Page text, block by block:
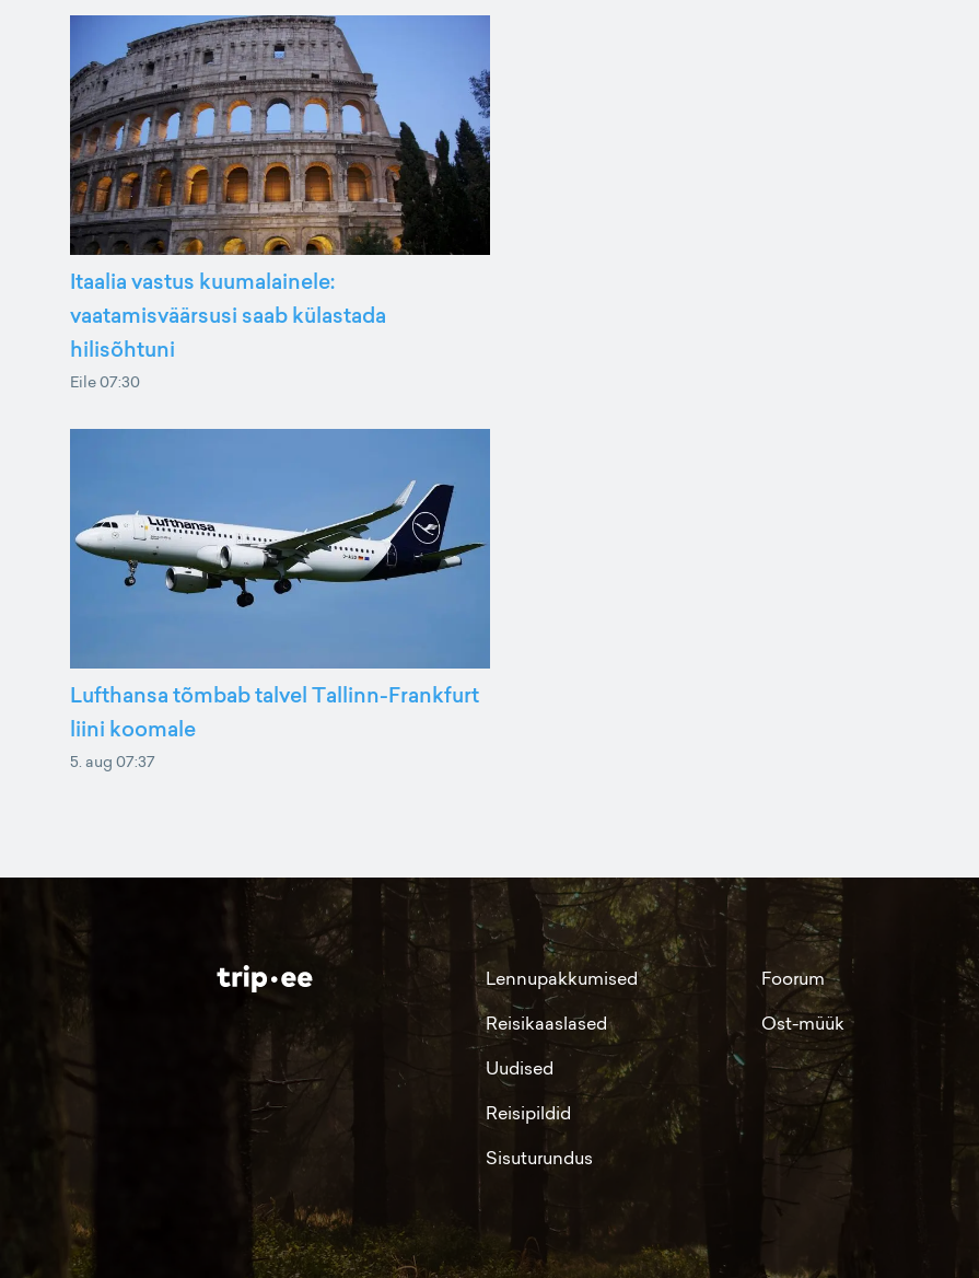
Itaalia vastus kuumalainele:
vaatamisväärsusi saab külastada
hilisõhtuni
Eile 07:30
Lufthansa tõmbab talvel Tallinn-Frankfurt
liini koomale
5. aug 07:37
Lennupakkumised
Reisikaaslased
Uudised
Reisipildid
Sisuturundus
Foorum
Ost-müük